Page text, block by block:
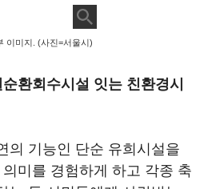
이미지. (사진=서울시)
환회수시설 잇는 친환경시
의 기능인 단순 유희시설을
미를 경험하게 하고 각종 축